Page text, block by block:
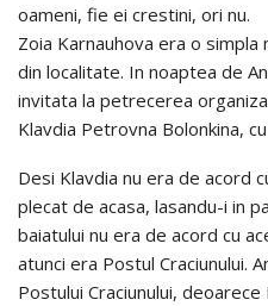
oameni, fie ei crestini, ori nu.
Zoia Karnauhova era o
din localitate. In noaptea de
invitata la petrecerea
Klavdia Petrovna Bolonkina,
Desi Klavdia nu era de acord
plecat de acasa, lasandu-i in
baiatului nu era de acord cu
atunci era Postul Craciunului.
Postului Craciunului,